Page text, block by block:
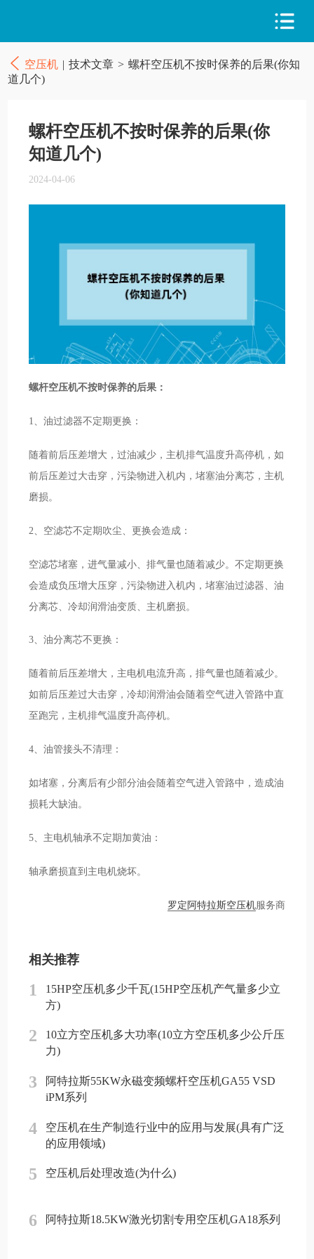
空压机 | 技术文章 > 螺杆空压机不按时保养的后果(你知
道几个)
螺杆空压机不按时保养的后果(你
知道几个)
2024-04-06
螺杆空压机不按时保养的后果：
1、油过滤器不定期更换：
随着前后压差增大，过油减少，主机排气温度升高停机，如
前后压差过大击穿，污染物进入机内，堵塞油分离芯，主机
磨损。
2、空滤芯不定期吹尘、更换会造成：
空滤芯堵塞，进气量减小、排气量也随着减少。不定期更换
会造成负压增大压穿，污染物进入机内，堵塞油过滤器、油
分离芯、冷却润滑油变质、主机磨损。
3、油分离芯不更换：
随着前后压差增大，主电机电流升高，排气量也随着减少。
如前后压差过大击穿，冷却润滑油会随着空气进入管路中直
至跑完，主机排气温度升高停机。
4、油管接头不清理：
如堵塞，分离后有少部分油会随着空气进入管路中，造成油
损耗大缺油。
5、主电机轴承不定期加黄油：
轴承磨损直到主电机烧坏。
罗定阿特拉斯空压机服务商
相关推荐
1
15HP空压机多少千瓦(15HP空压机产气量多少立
方)
2
10立方空压机多大功率(10立方空压机多少公斤压
力)
3
阿特拉斯55KW永磁变频螺杆空压机GA55 VSD
iPM系列
4
空压机在生产制造行业中的应用与发展(具有广泛
的应用领域)
5 空压机后处理改造(为什么)
6 阿特拉斯18.5KW激光切割专用空压机GA18系列